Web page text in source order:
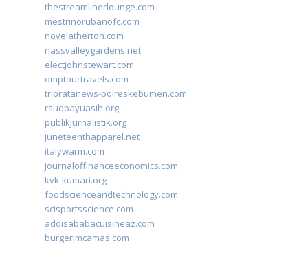
thestreamlinerlounge.com
mestrinorubanofc.com
novelatherton.com
nassvalleygardens.net
electjohnstewart.com
omptourtravels.com
tribratanews-polreskebumen.com
rsudbayuasih.org
publikjurnalistik.org
juneteenthapparel.net
italywarm.com
journaloffinanceeconomics.com
kvk-kumari.org
foodscienceandtechnology.com
scisportsscience.com
addisababacuisineaz.com
burgerimcamas.com